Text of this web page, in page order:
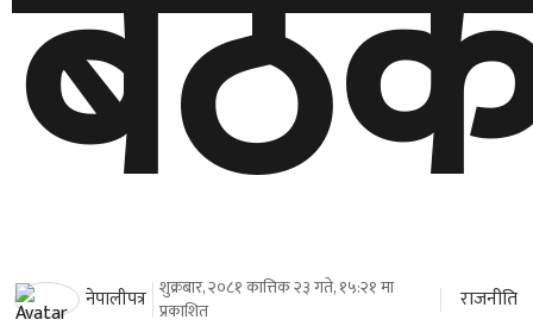
नेपालीपत्र शुक्रबार, २०८१ कात्तिक २३ गते, १५:२१ मा
प्रकाशित
राजनीति